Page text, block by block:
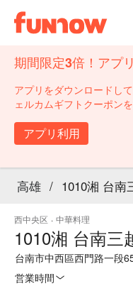
期間限定3倍！アプ
アプリをダウンロードし
ェルカムギフトクーポン
アプリ利用
高雄 / 1010湘 台南
西中央区 · 中華料理
1010湘 台南三
台南市中西區西門路一段
営業時間